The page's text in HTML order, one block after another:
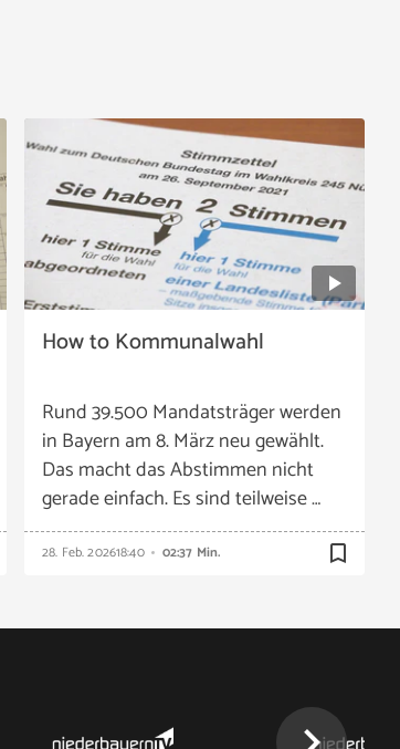
How to Kommunalwahl
Rund 39.500 Mandatsträger werden
in Bayern am 8. März neu gewählt.
Das macht das Abstimmen nicht
gerade einfach. Es sind teilweise …
28. Feb. 202618:40 02:37 Min. bookmark_border